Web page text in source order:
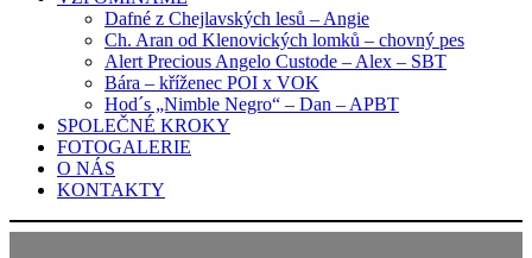
Dafné z Chejlavských lesů – Angie
Ch. Aran od Klenovických lomků – chovný pes
Alert Precious Angelo Custode – Alex – SBT
Bára – kříženec POI x VOK
Hod´s „Nimble Negro“ – Dan – APBT
SPOLEČNÉ KROKY
FOTOGALERIE
O NÁS
KONTAKTY